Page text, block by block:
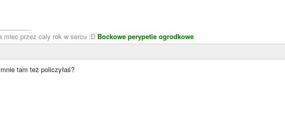
miec przez caly rok w sercu :D Bockowe perypetie ogrodkowe
tam też policzyłaś?